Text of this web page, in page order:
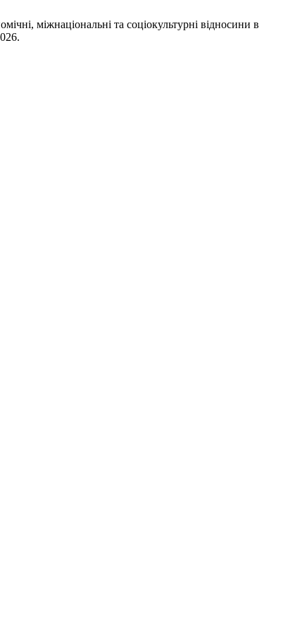
міжнаціональні та соціокультурні відносини в